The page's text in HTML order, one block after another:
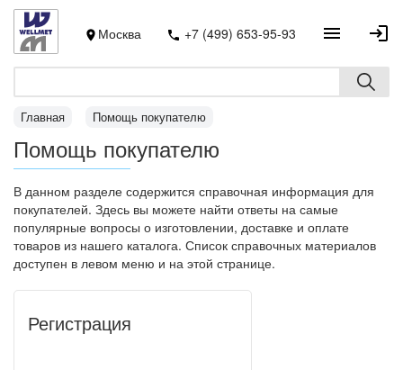
Москва +7 (499) 653-95-93
Главная Помощь покупателю
Помощь покупателю
В данном разделе содержится справочная информация для
покупателей. Здесь вы можете найти ответы на самые
популярные вопросы о изготовлении, доставке и оплате
товаров из нашего каталога. Список справочных материалов
доступен в левом меню и на этой странице.
Регистрация